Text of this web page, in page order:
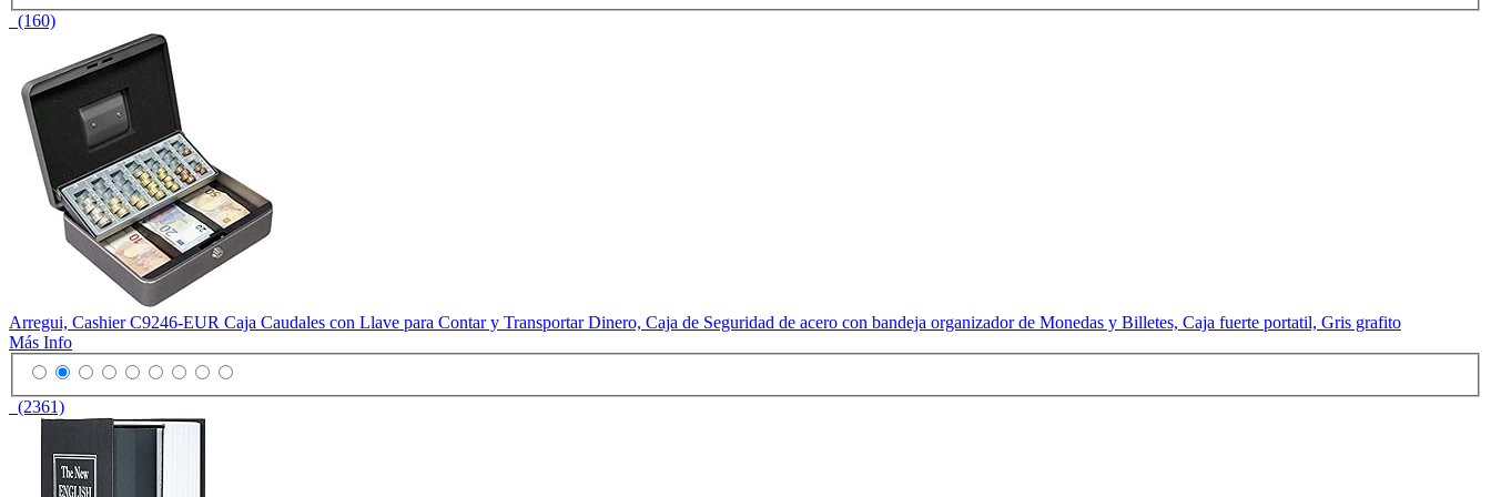
(160)
Arregui, Cashier C9246-EUR Caja Caudales con Llave para Contar y Transportar Dinero, Caja de Seguridad de acero con bandeja organizador de Monedas y Billetes, Caja fuerte portatil, Gris grafito
Más Info
(2361)